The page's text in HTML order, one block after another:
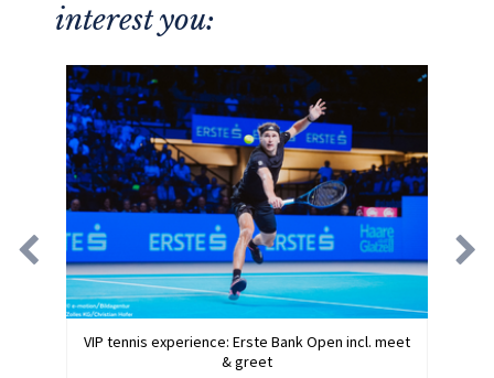
interest you:
VIP tennis experience: Erste Bank Open incl. meet
& greet